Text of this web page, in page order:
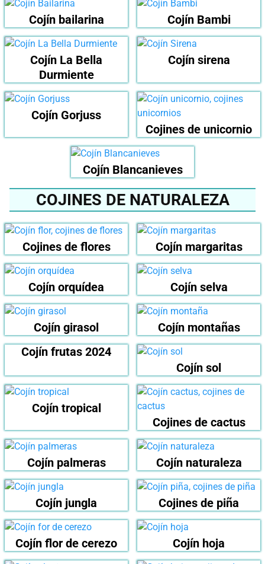
Cojín bailarina Cojín Bambi
Cojín La Bella
Durmiente
Cojín sirena
Cojín Gorjuss
Cojines de unicornio
Cojín Blancanieves
COJINES DE NATURALEZA
Cojines de flores Cojín margaritas
Cojín orquídea Cojín selva
Cojín girasol
Cojín montañas
Cojín frutas 2024
Cojín sol
Cojín tropical
Cojines de cactus
Cojín palmeras Cojín naturaleza
Cojín jungla Cojines de piña
Cojín flor de cerezo Cojín hoja